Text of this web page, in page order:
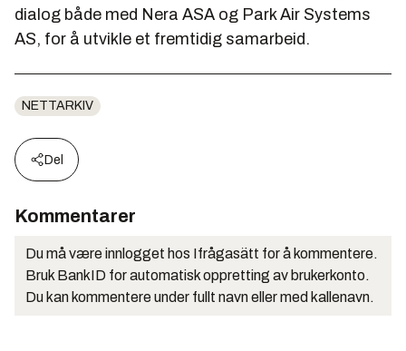
dialog både med Nera ASA og Park Air Systems
AS, for å utvikle et fremtidig samarbeid.
NETTARKIV
Del
Kommentarer
Du må være innlogget hos Ifrågasätt for å kommentere.
Bruk BankID for automatisk oppretting av brukerkonto.
Du kan kommentere under fullt navn eller med kallenavn.